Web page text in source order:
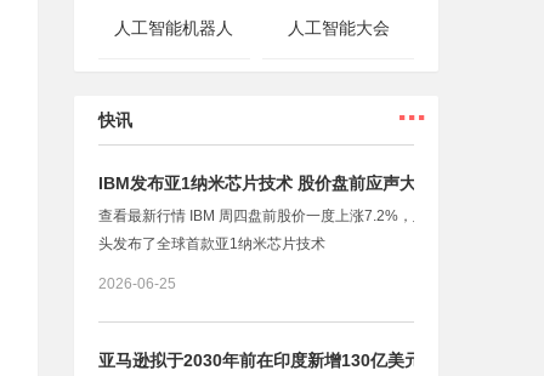
人工智能机器人 人工智能大会
快讯 ...
IBM发布亚1纳米芯片技术 股价盘前应声大涨
查看最新行情 IBM 周四盘前股价一度上涨7.2%，此前这家科技巨
头发布了全球首款亚1纳米芯片技术
2026-06-25
亚马逊拟于2030年前在印度新增130亿美元投资 用于AI